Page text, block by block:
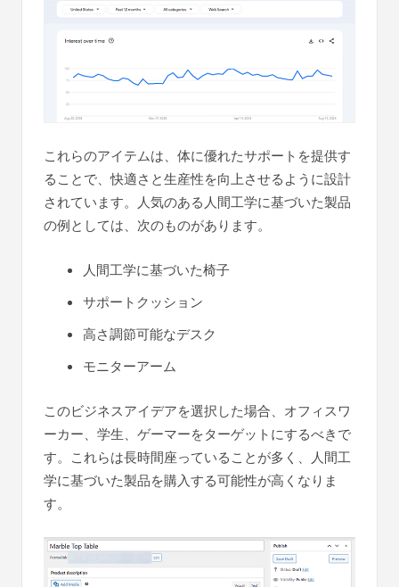
これらのアイテムは、体に優れたサポートを提供す
ることで、快適さと生産性を向上させるように設計
されています。人気のある人間工学に基づいた製品
の例としては、次のものがあります。
人間工学に基づいた椅子
サポートクッション
高さ調節可能なデスク
モニターアーム
このビジネスアイデアを選択した場合、オフィスワ
ーカー、学生、ゲーマーをターゲットにするべきで
す。これらは長時間座っていることが多く、人間工
学に基づいた製品を購入する可能性が高くなりま
す。